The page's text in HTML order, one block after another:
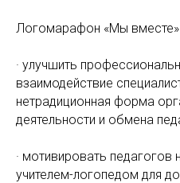
Логомарафон «Мы вместе»
· улучшить
взаимодействие
нетрадиционная форма
деятельности и обмена
· мотивировать педагогов
учителем-логопедом для